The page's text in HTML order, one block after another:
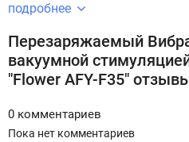
подробнее
Перезаряжаемый
вакуумной
"Flower AFY-F35"
0 комментариев
Пока нет комментариев